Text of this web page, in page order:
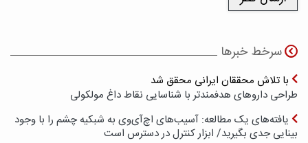
سرخط خبرها
با تلاش محققان ایرانی محقق شد
طراحی داروهای هدفمندتر با شناسایی نقاط داغ مولکولی
یافته‌های یک مطالعه: آسیب‌های اچ‌آی‌وی به شبکیه چشم را با وجود
بینایی جدی بگیرید/ ابزار کنترل در دسترس است